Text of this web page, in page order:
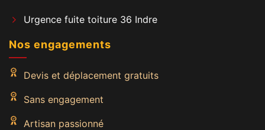
Urgence fuite toiture 36 Indre
Nos engagements
Devis et déplacement gratuits
Sans engagement
Artisan passionné